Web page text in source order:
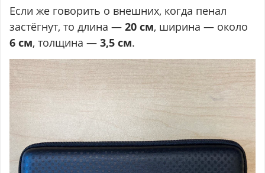
Если же говорить о внешних, когда пенал
застёгнут, то длина —20 см, ширина — около
6 см, толщина —3,5 см.